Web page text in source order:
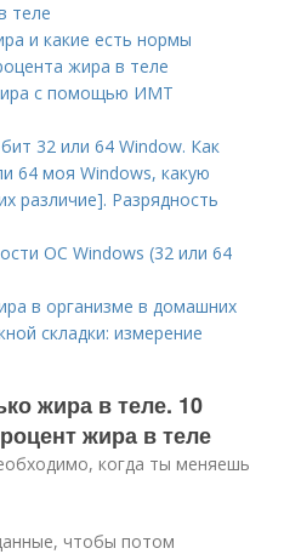
теле
и какие есть нормы
жира в теле
с помощью ИМТ
32 или 64 Window. Как
64 моя Windows, какую
различие]. Разрядность
ОС Windows (32 или 64
в организме в домашних
складки: измерение
жира в теле. 10
жира в теле
когда ты меняешь
чтобы потом